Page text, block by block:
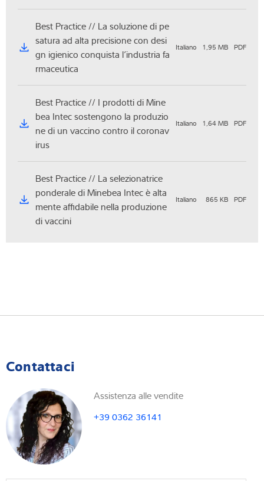
Best Practice // La soluzione di pe
satura ad alta precisione con desi
gn igienico conquista l’industria fa
rmaceutica
Italiano 1,95 MB PDF
Best Practice // I prodotti di Mine
bea Intec sostengono la produzio
ne di un vaccino contro il coronav
irus
Italiano 1,64 MB PDF
Best Practice // La selezionatrice
ponderale di Minebea Intec è alta
mente affidabile nella produzione
di vaccini
Italiano 865 KB PDF
Contattaci
Assistenza alle vendite
+39 0362 36141